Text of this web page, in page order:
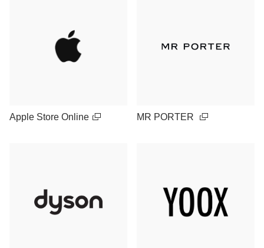
Apple Store Online MR PORTER